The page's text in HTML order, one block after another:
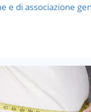
e di associazione